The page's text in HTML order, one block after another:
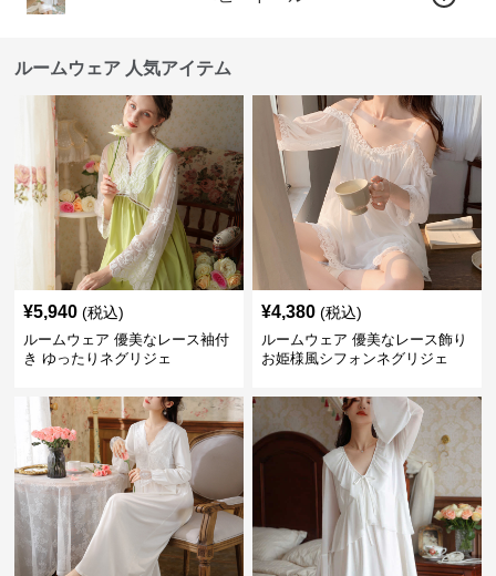
ルームウェア 人気アイテム
¥5,940 (税込)
ルームウェア 優美なレース袖付
き ゆったりネグリジェ
¥4,380 (税込)
ルームウェア 優美なレース飾り
お姫様風シフォンネグリジェ